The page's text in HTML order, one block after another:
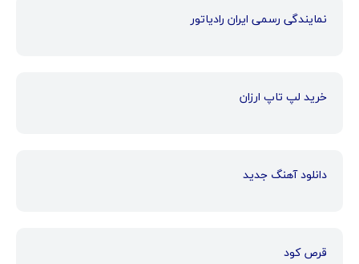
نمایندگی رسمی ایران رادیاتور
خرید لپ تاپ ارزان
دانلود آهنگ جدید
قرص کود